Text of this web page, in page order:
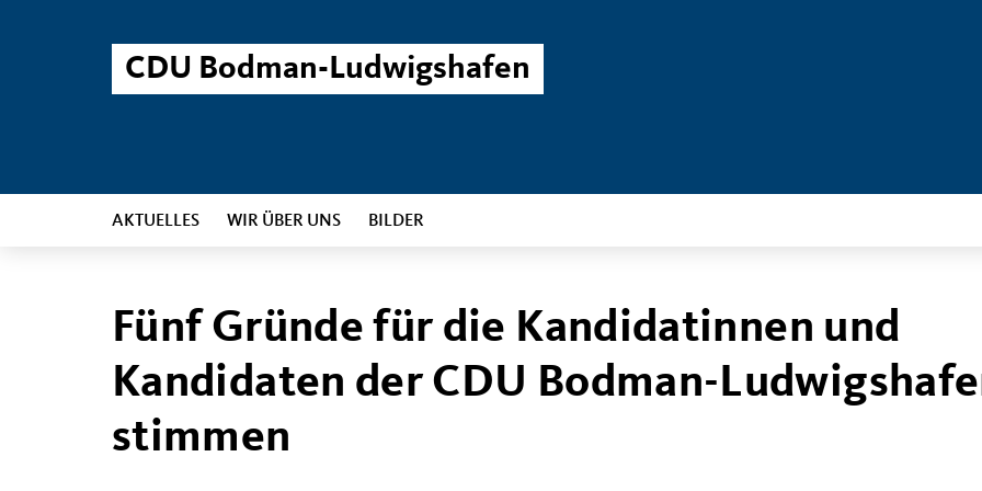
CDU Bodman-Ludwigshafen
AKTUELLES WIR ÜBER UNS BILDER
Fünf Gründe für die Kandidatinnen und
Kandidaten der CDU Bodman-
stimmen